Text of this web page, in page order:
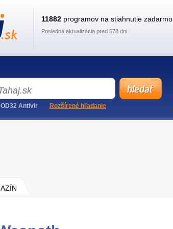
11882 programov na stiahnutie zadarmo
Posledná aktualizácia pred 578 dni
Antivir Rozšírené hľadanie